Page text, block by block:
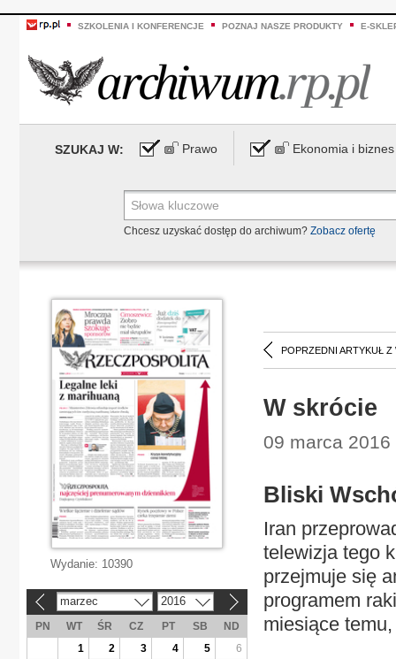
SZKOLENIA I KONFERENCJE POZNAJ NASZE PRODUKTY E-
SZUKAJ W: Prawo Ekonomia i biznes
Chcesz uzyskać dostęp do archiwum? Zobacz ofertę
POPRZEDNI ARTYKUŁ Z
W skrócie
09 marca 2016
Bliski
Iran
telewizja tego
przejmuje się
programem
miesiące
Wydanie: 10390
marzec 2016
PN WT ŚR CZ PT SB
ND
1
2 3 4 5
6